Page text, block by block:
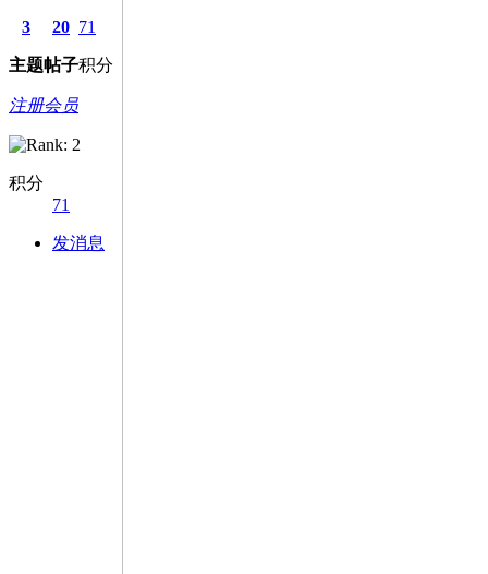
3
主题
20
帖子
71
积分
注册会员
积分
71
发消息